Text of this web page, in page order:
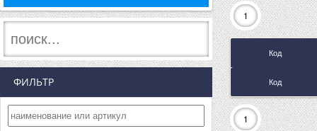
ФИЛЬТР
1
Код
Код
1